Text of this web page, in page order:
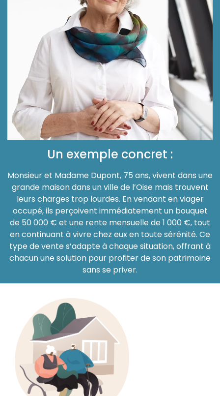
Un exemple concret :
Monsieur et Madame Dupont, 75 ans, vivent dans une
grande maison dans un ville de l’Oise mais trouvent
leurs charges trop lourdes. En vendant en viager
occupé, ils perçoivent immédiatement un bouquet
de 50 000 € et une rente mensuelle de 1 000 €, tout
en continuant à vivre chez eux en toute sérénité. Ce
type de vente s’adapte à chaque situation, offrant à
chacun une solution pour profiter de son patrimoine
sans se priver.